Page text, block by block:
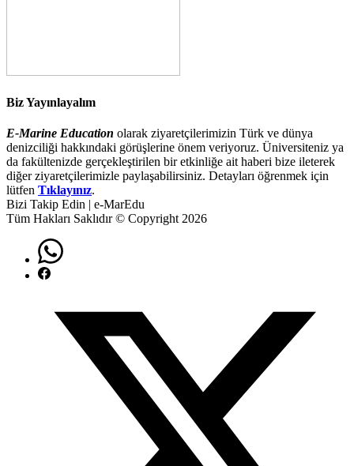
Biz Yayınlayalım
E-Marine Education olarak ziyaretçilerimizin Türk ve dünya
denizciliği hakkındaki görüşlerine önem veriyoruz. Üniversiteniz ya
da fakültenizde gerçekleştirilen bir etkinliğe ait haberi bize ileterek
diğer ziyaretçilerimizle paylaşabilirsiniz. Detayları öğrenmek için
lütfen Tıklayınız.
Bizi Takip Edin | e-MarEdu
Tüm Hakları Saklıdır © Copyright 2026